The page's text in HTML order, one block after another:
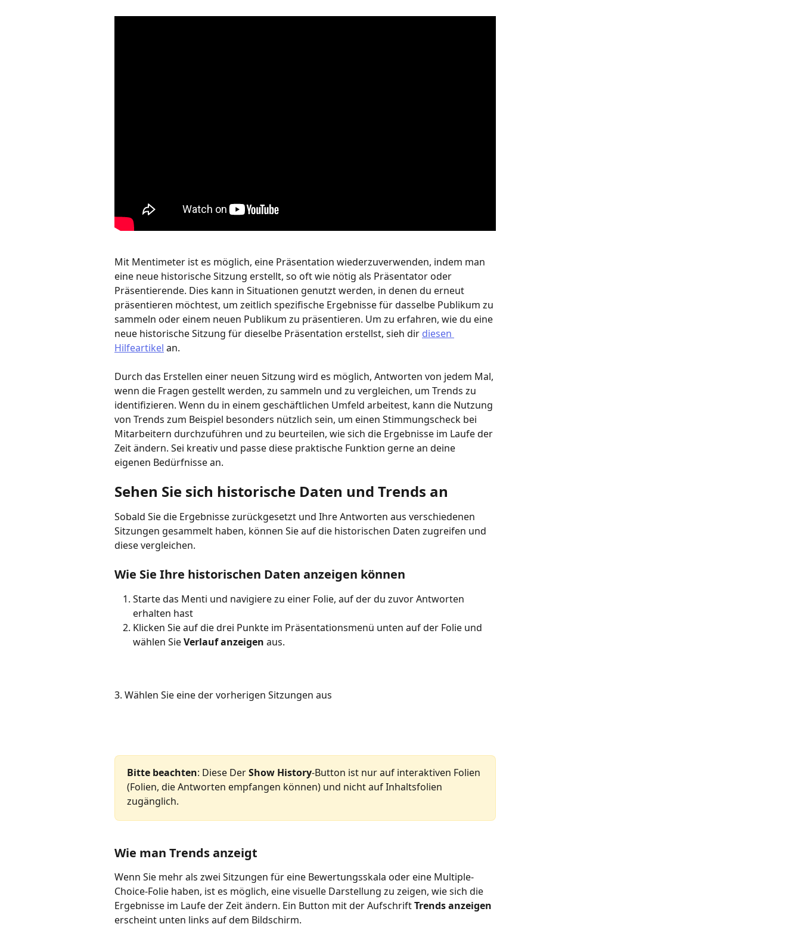
Mit Mentimeter ist es möglich, eine Präsentation wiederzuverwenden, indem man
eine neue historische Sitzung erstellt, so oft wie nötig als Präsentator oder
Präsentierende. Dies kann in Situationen genutzt werden, in denen du erneut
präsentieren möchtest, um zeitlich spezifische Ergebnisse für dasselbe Publikum zu
sammeln oder einem neuen Publikum zu präsentieren. Um zu erfahren, wie du eine
neue historische Sitzung für dieselbe Präsentation erstellst, sieh dir diesen
Hilfeartikel an.
Durch das Erstellen einer neuen Sitzung wird es möglich, Antworten von jedem Mal,
wenn die Fragen gestellt werden, zu sammeln und zu vergleichen, um Trends zu
identifizieren. Wenn du in einem geschäftlichen Umfeld arbeitest, kann die Nutzung
von Trends zum Beispiel besonders nützlich sein, um einen Stimmungscheck bei
Mitarbeitern durchzuführen und zu beurteilen, wie sich die Ergebnisse im Laufe der
Zeit ändern. Sei kreativ und passe diese praktische Funktion gerne an deine
eigenen Bedürfnisse an.
Sehen Sie sich historische Daten und Trends an
Sobald Sie die Ergebnisse zurückgesetzt und Ihre Antworten aus verschiedenen
Sitzungen gesammelt haben, können Sie auf die historischen Daten zugreifen und
diese vergleichen.
Wie Sie Ihre historischen Daten anzeigen können
Starte das Menti und navigiere zu einer Folie, auf der du zuvor Antworten
erhalten hast
Klicken Sie auf die drei Punkte im Präsentationsmenü unten auf der Folie und
wählen Sie Verlauf anzeigen aus.
3. Wählen Sie eine der vorherigen Sitzungen aus
Bitte beachten: Diese Der Show History-Button ist nur auf interaktiven Folien
(Folien, die Antworten empfangen können) und nicht auf Inhaltsfolien
zugänglich.
Wie man Trends anzeigt
Wenn Sie mehr als zwei Sitzungen für eine Bewertungsskala oder eine Multiple-
Choice-Folie haben, ist es möglich, eine visuelle Darstellung zu zeigen, wie sich die
Ergebnisse im Laufe der Zeit ändern. Ein Button mit der Aufschrift Trends anzeigen
erscheint unten links auf dem Bildschirm.